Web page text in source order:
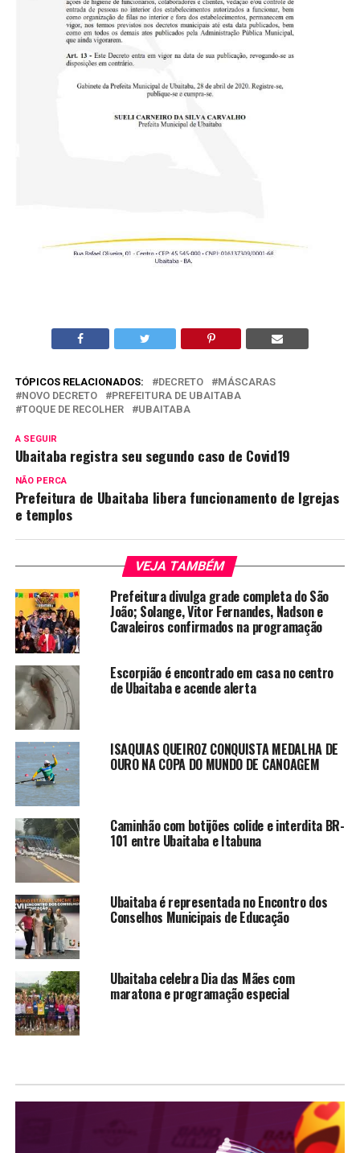
TÓPICOS RELACIONADOS: DECRETO
MÁSCARAS
NOVO DECRETO
PREFEITURA DE UBAITABA
TOQUE DE RECOLHER
UBAITABA
A SEGUIR
Ubaitaba registra seu segundo caso de Covid19
NÃO PERCA
Prefeitura de Ubaitaba libera funcionamento de Igrejas
e templos
VEJA TAMBÉM
Prefeitura divulga grade completa do São
João; Solange, Vitor Fernandes, Nadson e
Cavaleiros confirmados na programação
Escorpião é encontrado em casa no centro
de Ubaitaba e acende alerta
ISAQUIAS QUEIROZ CONQUISTA MEDALHA DE
OURO NA COPA DO MUNDO DE CANOAGEM
Caminhão com botijões colide e interdita BR-
101 entre Ubaitaba e Itabuna
Ubaitaba é representada no Encontro dos
Conselhos Municipais de Educação
Ubaitaba celebra Dia das Mães com
maratona e programação especial